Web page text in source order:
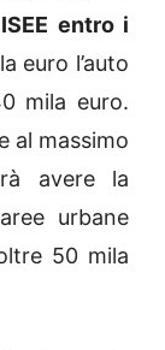
entro i
euro l’auto
mila euro.
al massimo
avere la
urbane
50 mila